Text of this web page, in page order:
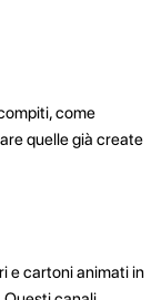
come
quelle già create
e cartoni animati in